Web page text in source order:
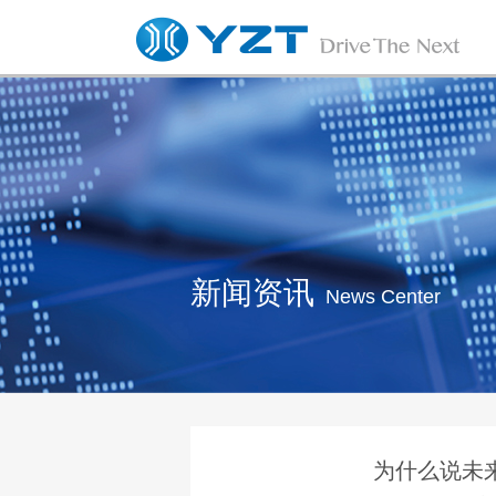
新闻资讯 News Center
为什么说未